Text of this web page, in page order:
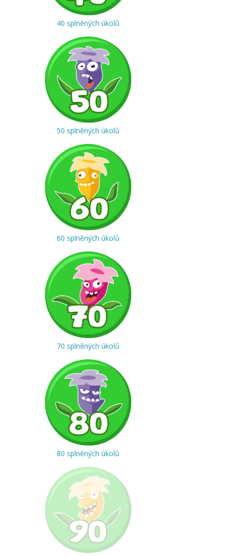
40 splněných úkolů
50 splněných úkolů
60 splněných úkolů
70 splněných úkolů
80 splněných úkolů